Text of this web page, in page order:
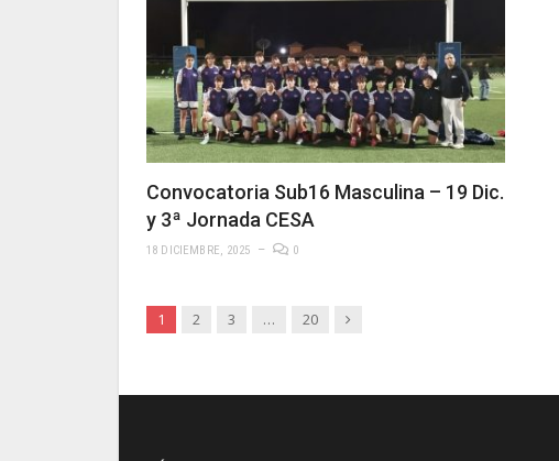
Convocatoria Sub16 Masculina – 19 Dic.
y 3ª Jornada CESA
18 DICIEMBRE, 2025 0
1 2 3 … 20 Siguiente